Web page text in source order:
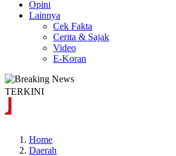
Opini
Lainnya
Cek Fakta
Cerita & Sajak
Video
E-Koran
TERKINI
Home
Daerah